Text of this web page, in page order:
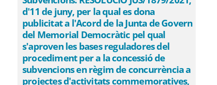
d'11 de juny, per la qual es dona
publicitat a l'Acord de la Junta de Govern
del Memorial Democràtic pel qual
s'aproven les bases reguladores del
procediment per a la concessió de
subvencions en règim de concurrència a
projectes d'activitats commemoratives,